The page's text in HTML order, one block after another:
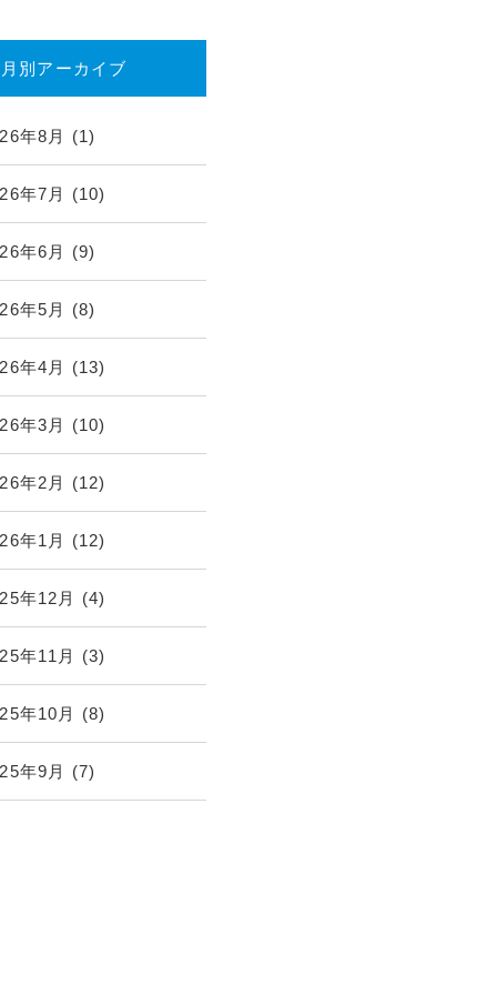
月別アーカイブ
年8月 (1)
年7月 (10)
年6月 (9)
年5月 (8)
年4月 (13)
年3月 (10)
年2月 (12)
年1月 (12)
年12月 (4)
年11月 (3)
年10月 (8)
年9月 (7)